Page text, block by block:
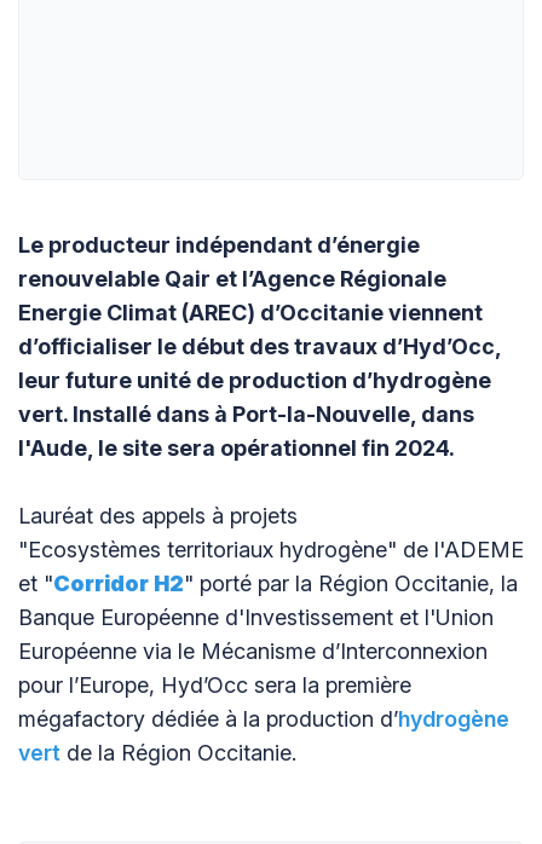
Le producteur indépendant d’énergie
renouvelable Qair et l’Agence Régionale
Energie Climat (AREC) d’Occitanie viennent
d’officialiser le début des travaux d’Hyd’Occ,
leur future unité de production d’hydrogène
vert. Installé dans à Port-la-Nouvelle, dans
l'Aude, le site sera opérationnel fin 2024.
Lauréat des appels à projets
"Ecosystèmes territoriaux hydrogène" de l'ADEME
et "Corridor H2" porté par la Région Occitanie, la
Banque Européenne d'Investissement et l'Union
Européenne via le Mécanisme d’Interconnexion
pour l’Europe, Hyd’Occ sera la première
mégafactory dédiée à la production d’hydrogène
vert de la Région Occitanie.